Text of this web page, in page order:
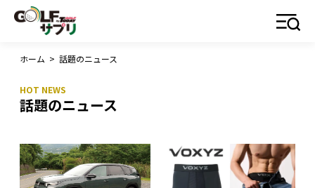
ホーム > 話題のニュース
話題のニュース